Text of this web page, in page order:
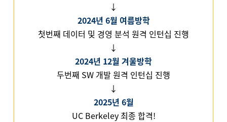
↓
2024년 6월 여름방학
첫번째 데이터 및 경영 분석 원격 인턴십 진행
↓
2024년 12월 겨울방학
두번째 SW 개발 원격 인턴십 진행
↓
2025년 6월
UC Berkeley 최종 합격!